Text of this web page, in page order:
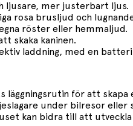
ljusare, mer justerbart ljus.
rosa brusljud och
röster eller hemmaljud.
skaka kaninen.
laddning, med en
läggningsrutin för att
under bilresor eller
kan bidra till att